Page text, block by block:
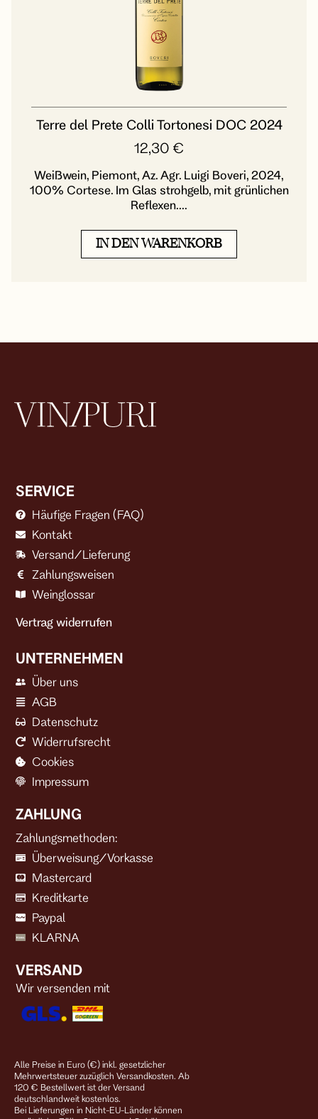
Terre del Prete Colli Tortonesi DOC 2024
12,30 €
Weißwein, Piemont, Az. Agr. Luigi Boveri, 2024,
100% Cortese. Im Glas strohgelb, mit grünlichen
Reflexen....
IN DEN WARENKORB
SERVICE
Häufige Fragen (FAQ)
Kontakt
Versand/Lieferung
Zahlungsweisen
Weinglossar
Vertrag widerrufen
UNTERNEHMEN
Über uns
AGB
Datenschutz
Widerrufsrecht
Cookies
Impressum
ZAHLUNG
Zahlungsmethoden:
Überweisung/Vorkasse
Mastercard
Kreditkarte
Paypal
KLARNA
VERSAND
Wir versenden mit
Alle Preise in Euro (€) inkl. gesetzlicher
Mehrwertsteuer zuzüglich Versandkosten. Ab
120 € Bestellwert ist der Versand
deutschlandweit kostenlos.
Bei Lieferungen in Nicht-EU-Länder können